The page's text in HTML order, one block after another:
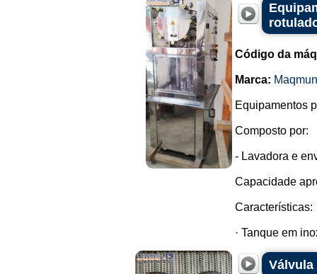
Código da
Marca:
Equipamentos
Composto por:
- Lavadora e
Capacidade
Características:
· Tanque em